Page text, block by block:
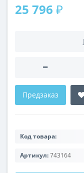
25 796 ₽
Предзаказ
Код товара:
Артикул:743164